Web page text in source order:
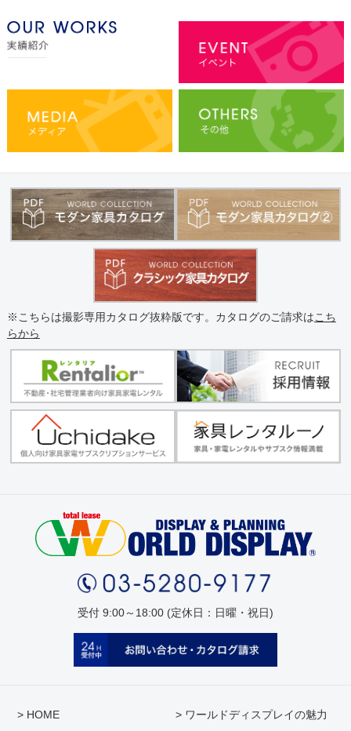
※こちらは撮影専用カタログ抜粋版です。カタログのご請求はこち
らから
受付 9:00～18:00 (定休日：日曜・祝日)
> HOME > ワールドディスプレイの魅力